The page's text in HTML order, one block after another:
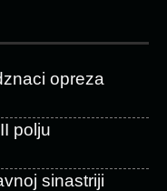
opreza
polju
sinastriji